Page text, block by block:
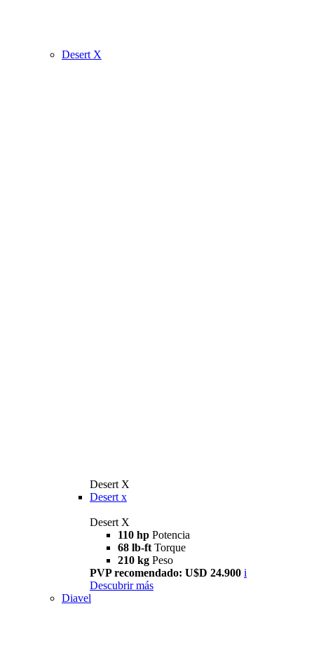
Desert X
Desert X
Desert x
Desert X
110 hp Potencia
68 lb-ft Torque
210 kg Peso
PVP recomendado: U$D 24.900 i
Descubrir más
Diavel